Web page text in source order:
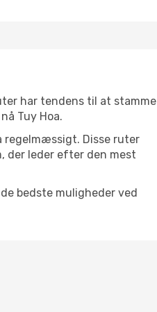
har tendens til at stamme
Tuy Hoa.
regelmæssigt. Disse ruter
der leder efter den mest
bedste muligheder ved